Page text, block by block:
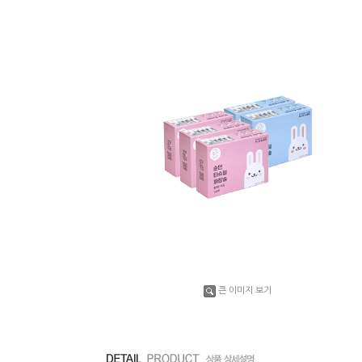
큰 이미지 보기